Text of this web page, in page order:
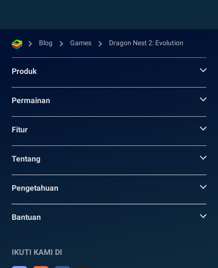
Blog Games Dragon Nest 2: Evolution
Produk
Permainan
Fitur
Tentang
Pengetahuan
Bantuan
IKUTI KAMI DI